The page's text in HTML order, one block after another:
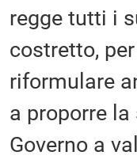
regge tutti i
costretto,
riformulare
a proporre
Governo a